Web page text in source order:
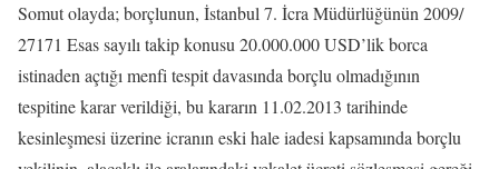
Somut olayda; borçlunun, İstanbul 7. İcra Müdürlüğünün 2009/
27171 Esas sayılı takip konusu 20.000.000 USD’lik borca
istinaden açtığı menfi tespit davasında borçlu olmadığının
tespitine karar verildiği, bu kararın 11.02.2013 tarihinde
kesinleşmesi üzerine icranın eski hale iadesi kapsamında borçlu